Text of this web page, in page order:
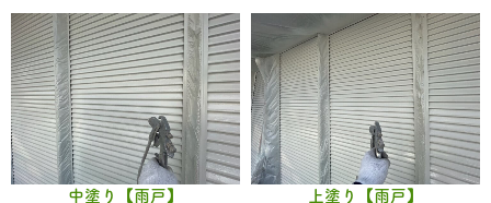
中塗り【雨戸】 上塗り【雨戸】